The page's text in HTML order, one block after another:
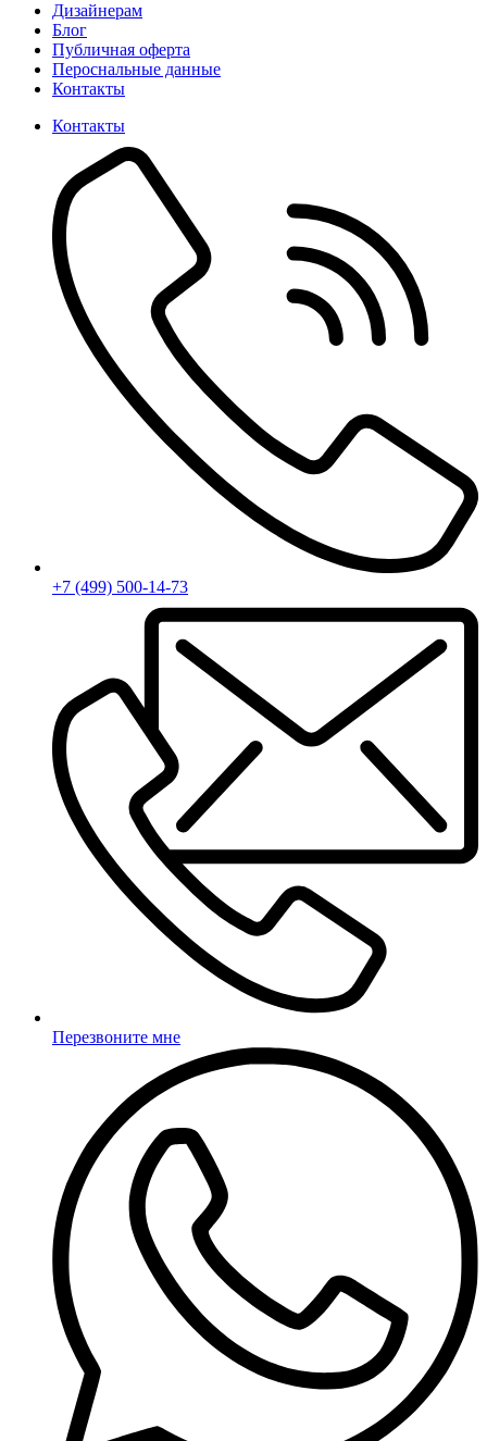
Дизайнерам
Блог
Публичная оферта
Пероснальные данные
Контакты
Контакты
+7 (499) 500-14-73
Перезвоните мне